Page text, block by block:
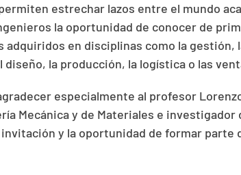
estrechar lazos entre el mundo
la oportunidad de conocer de
adquiridos en disciplinas como la gestión,
la producción, la logística o las
especialmente al profesor
Mecánica y de Materiales e
invitación y la oportunidad de formar parte